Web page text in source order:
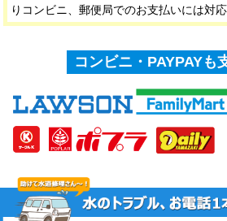
りコンビニ、郵便局でのお支払いには対
コンビニ・PAYPAYも